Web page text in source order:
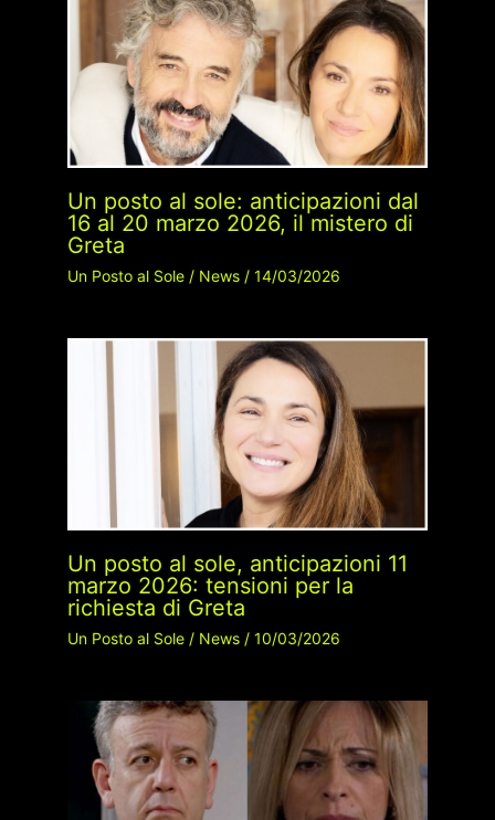
Un posto al sole: anticipazioni dal
16 al 20 marzo 2026, il mistero di
Greta
Un Posto al Sole/ News/ 14/03/2026
Un posto al sole, anticipazioni 11
marzo 2026: tensioni per la
richiesta di Greta
Un Posto al Sole/ News/ 10/03/2026